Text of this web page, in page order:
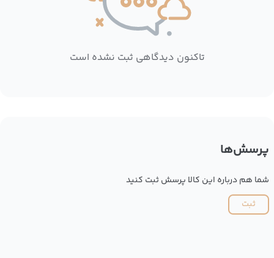
تاکنون دیدگاهی ثبت نشده است
پرسش‌ها
شما هم درباره این کالا پرسش ثبت کنید
ثبت